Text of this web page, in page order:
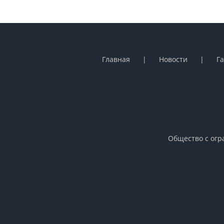
Главная Новости
Общество с